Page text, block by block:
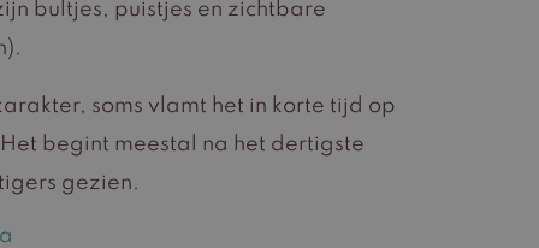
bultjes, puistjes en zichtbare
soms vlamt het in korte tijd op
begint meestal na het dertigste
gezien.